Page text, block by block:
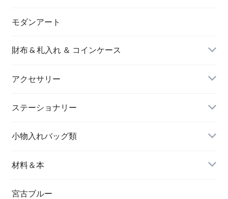
モダンアート
財布 & 札入れ ＆ コインケース
長財布
アクセサリー
イヤリング＆ピアス
バングル＆ブレスレット
ペンダント
ステーショナリー
名刺入れ
小物入れバッグ類
バッグ
材料＆本
宮古ブルー